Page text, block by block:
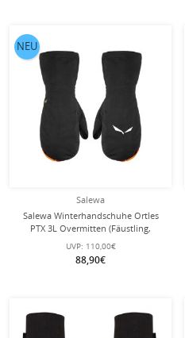
Salewa
Salewa Winterhandschuhe Ortles
PTX 3L Overmitten (Fäustling,
wasserdicht, winddicht) - schwarz
UVP: 110,00€
88,90€
NEU